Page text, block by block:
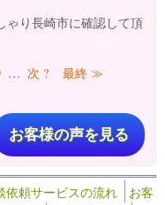
ゃり長崎市に確認して頂
… 次 ? 最終 ≫
お客様の声を見る
依頼サービスの流れ
お客